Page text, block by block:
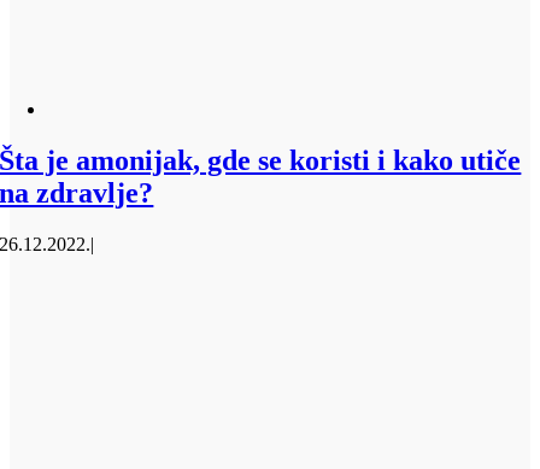
Šta je amonijak, gde se koristi i kako utiče
na zdravlje?
26.12.2022.|